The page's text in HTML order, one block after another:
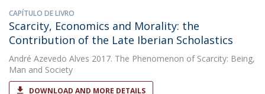
CAPÍTULO DE LIVRO
Scarcity, Economics and Morality: the
Contribution of the Late Iberian Scholastics
André Azevedo Alves 2017. The Phenomenon of Scarcity: Being,
Man and Society
DOWNLOAD AND MORE DETAILS